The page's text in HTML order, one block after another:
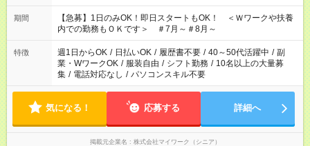
19：00 ・17：00～22：00 ・13：00～22：00 ・22：00～翌
6：00 など
期間
【急募】1日のみOK！即日スタートもOK！ ＜Ｗワークや扶養
内での勤務もＯＫです＞ ＃7月～＃8月～
特徴 週1日からOK / 日払いOK / 履歴書不要 / 40～50代活躍中 / 副
業・WワークOK / 服装自由 / シフト勤務 / 10名以上の大量募
集 / 電話対応なし / パソコンスキル不要
気になる！ 応募する 詳細へ
掲載元企業名 株式会社マイワーク（シニア）